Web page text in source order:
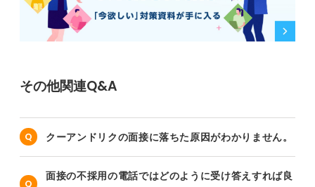
その他関連Q&A
クーアンドリクの面接に落ちた原因がわかりません。
面接の不採用の電話ではどのように受け答えすれば良